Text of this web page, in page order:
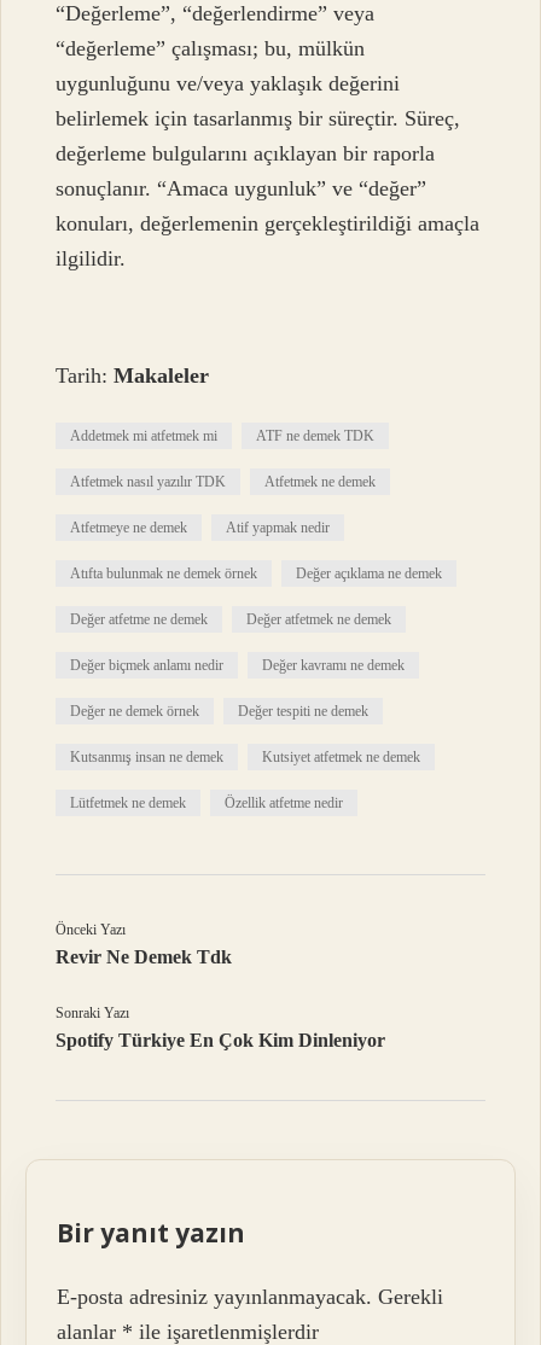
“Değerleme”, “değerlendirme” veya
“değerleme” çalışması; bu, mülkün
uygunluğunu ve/veya yaklaşık değerini
belirlemek için tasarlanmış bir süreçtir. Süreç,
değerleme bulgularını açıklayan bir raporla
sonuçlanır. “Amaca uygunluk” ve “değer”
konuları, değerlemenin gerçekleştirildiği amaçla
ilgilidir.
Tarih:Makaleler
Addetmek mi atfetmek mi ATF ne demek TDK
Atfetmek nasıl yazılır TDK Atfetmek ne demek
Atfetmeye ne demek Atif yapmak nedir
Atıfta bulunmak ne demek örnek Değer açıklama ne demek
Değer atfetme ne demek Değer atfetmek ne demek
Değer biçmek anlamı nedir Değer kavramı ne demek
Değer ne demek örnek Değer tespiti ne demek
Kutsanmış insan ne demek Kutsiyet atfetmek ne demek
Lütfetmek ne demek Özellik atfetme nedir
Önceki Yazı
Revir Ne Demek Tdk
Sonraki Yazı
Spotify Türkiye En Çok Kim Dinleniyor
Bir yanıt yazın
E-posta adresiniz yayınlanmayacak. Gerekli
alanlar * ile işaretlenmişlerdir